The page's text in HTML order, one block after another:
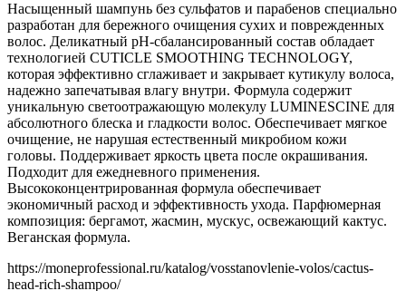
Насыщенный шампунь без сульфатов и парабенов специально
разработан для бережного очищения сухих и поврежденных
волос. Деликатный pH-сбалансированный состав обладает
технологией CUTICLE SMOOTHING TECHNOLOGY,
которая эффективно сглаживает и закрывает кутикулу волоса,
надежно запечатывая влагу внутри. Формула содержит
уникальную светоотражающую молекулу LUMINESCINE для
абсолютного блеска и гладкости волос. Обеспечивает мягкое
очищение, не нарушая естественный микробиом кожи
головы. Поддерживает яркость цвета после окрашивания.
Подходит для ежедневного применения.
Высококонцентрированная формула обеспечивает
экономичный расход и эффективность ухода. Парфюмерная
композиция: бергамот, жасмин, мускус, освежающий кактус.
Веганская формула.
https://moneprofessional.ru/katalog/vosstanovlenie-volos/cactus-
head-rich-shampoo/